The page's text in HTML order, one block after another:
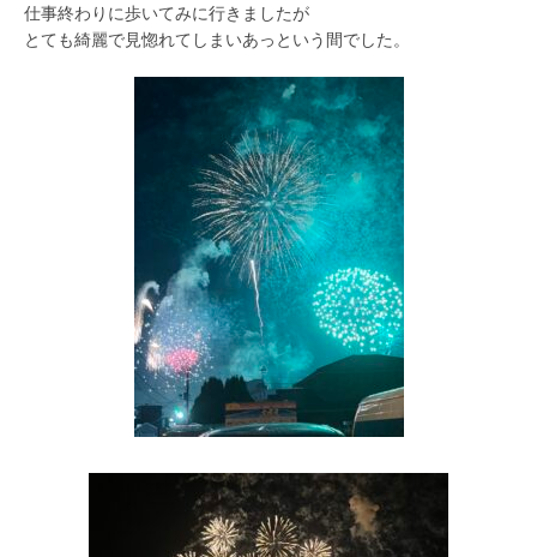
仕事終わりに歩いてみに行きましたが
とても綺麗で見惚れてしまいあっという間でした。